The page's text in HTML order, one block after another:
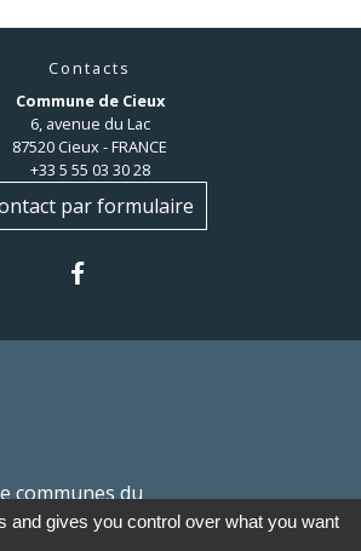
Contacts
Commune de Cieux
6, avenue du Lac
87520 Cieux - FRANCE
+33 5 55 03 30 28
par formulaire
communes du
and gives you control over what you want